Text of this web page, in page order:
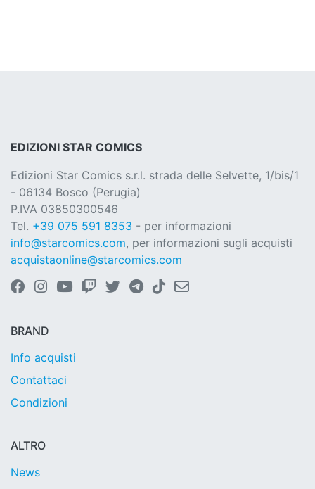
EDIZIONI STAR COMICS
Edizioni Star Comics s.r.l. strada delle Selvette, 1/bis/1
- 06134 Bosco (Perugia)
P.IVA 03850300546
Tel. +39 075 591 8353 - per informazioni
info@starcomics.com, per informazioni sugli acquisti
acquistaonline@starcomics.com
BRAND
Info acquisti
Contattaci
Condizioni
ALTRO
News